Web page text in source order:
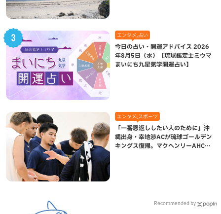
エンタメ,占い
今日の占い・開運アドバイス 2026
年8月5日（水）【琉球鑑定士ミウマ
まいにち九星気学開運占い】
エンタメ,スポーツ
「一番恩返ししたい人のために」沖
縄出身・幸地渉ACが琉球ゴールデン
キングス復帰。マクヘンリーAHCに
Recommended by